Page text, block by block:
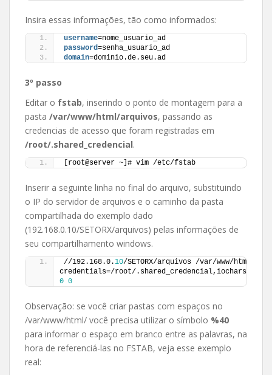
Insira essas informações, tão como informados:
username=nome_usuario_ad
password=senha_usuario_ad
domain=dominio.de.seu.ad
3º passo
Editar o fstab, inserindo o ponto de montagem para a
pasta /var/www/html/arquivos, passando as
credencias de acesso que foram registradas em
/root/.shared_credencial.
[root@server ~]# vim /etc/fstab
Inserir a seguinte linha no final do arquivo, substituindo
o IP do servidor de arquivos e o caminho da pasta
compartilhada do exemplo dado
(192.168.0.10/SETORX/arquivos) pelas informações de
seu compartilhamento windows.
//192.168.0.10/SETORX/arquivos /var/www/html/
0 0
Observação: se você criar pastas com espaços no
/var/www/html/ você precisa utilizar o símbolo %40
para informar o espaço em branco entre as palavras, na
hora de referenciá-las no FSTAB, veja esse exemplo
real: